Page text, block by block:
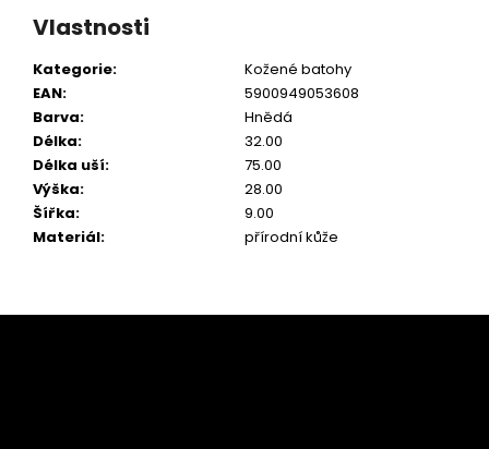
Vlastnosti
Kategorie:
Kožené batohy
EAN:
5900949053608
Barva:
Hnědá
Délka:
32.00
Délka uší:
75.00
Výška:
28.00
Šířka:
9.00
Materiál: přírodní kůže
Z